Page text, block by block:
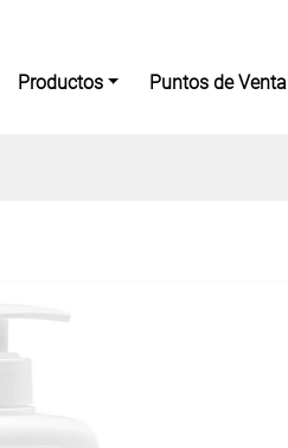
Productos Puntos de Venta